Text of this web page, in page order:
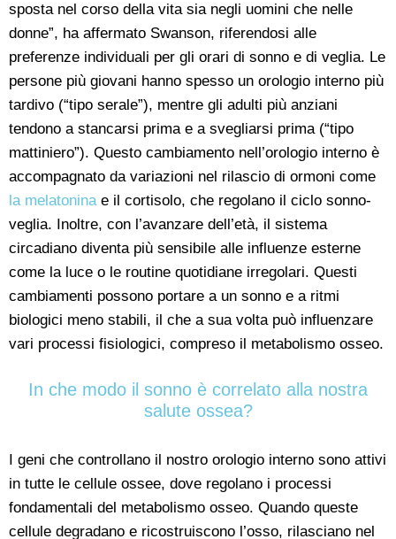
sposta nel corso della vita sia negli uomini che nelle
donne”, ha affermato Swanson, riferendosi alle
preferenze individuali per gli orari di sonno e di veglia. Le
persone più giovani hanno spesso un orologio interno più
tardivo (“tipo serale”), mentre gli adulti più anziani
tendono a stancarsi prima e a svegliarsi prima (“tipo
mattiniero”). Questo cambiamento nell’orologio interno è
accompagnato da variazioni nel rilascio di ormoni come
la melatoninae il cortisolo, che regolano il ciclo sonno-
veglia. Inoltre, con l’avanzare dell’età, il sistema
circadiano diventa più sensibile alle influenze esterne
come la luce o le routine quotidiane irregolari. Questi
cambiamenti possono portare a un sonno e a ritmi
biologici meno stabili, il che a sua volta può influenzare
vari processi fisiologici, compreso il metabolismo osseo.
In che modo il sonno è correlato alla nostra
salute ossea?
I geni che controllano il nostro orologio interno sono attivi
in tutte le cellule ossee, dove regolano i processi
fondamentali del metabolismo osseo. Quando queste
cellule degradano e ricostruiscono l’osso, rilasciano nel